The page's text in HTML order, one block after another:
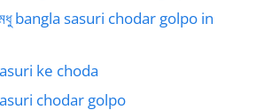
মধু bangla sasuri chodar golpo in
sasuri ke choda
sasuri chodar golpo